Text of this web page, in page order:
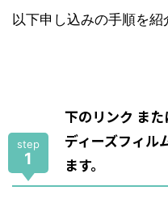
以下申し込みの手順を紹
step
1
下のリンク ま
ディーズフィル
ます。